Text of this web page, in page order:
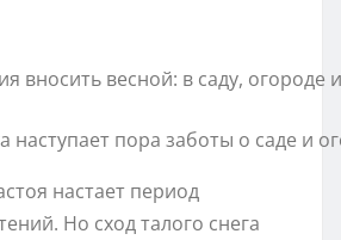
наступает пора заботы о саде и
настает период
Но сход талого снега